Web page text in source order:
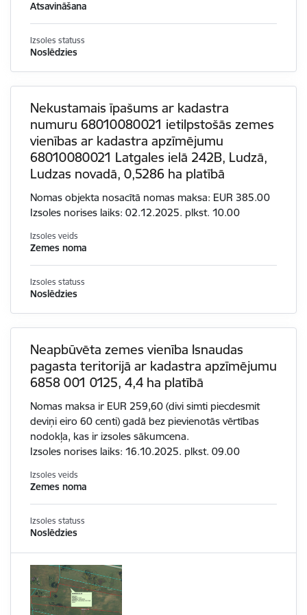
Atsavināšana
Izsoles statuss
Noslēdzies
Nekustamais īpašums ar kadastra
numuru 68010080021 ietilpstošās zemes
vienības ar kadastra apzīmējumu
68010080021 Latgales ielā 242B, Ludzā,
Ludzas novadā, 0,5286 ha platībā
Nomas objekta nosacītā nomas maksa: EUR 385.00
Izsoles norises laiks: 02.12.2025. plkst. 10.00
Izsoles veids
Zemes noma
Izsoles statuss
Noslēdzies
Neapbūvēta zemes vienība Isnaudas
pagasta teritorijā ar kadastra apzīmējumu
6858 001 0125, 4,4 ha platībā
Nomas maksa ir EUR 259,60 (divi simti piecdesmit
deviņi eiro 60 centi) gadā bez pievienotās vērtības
nodokļa, kas ir izsoles sākumcena.
Izsoles norises laiks: 16.10.2025. plkst. 09.00
Izsoles veids
Zemes noma
Izsoles statuss
Noslēdzies